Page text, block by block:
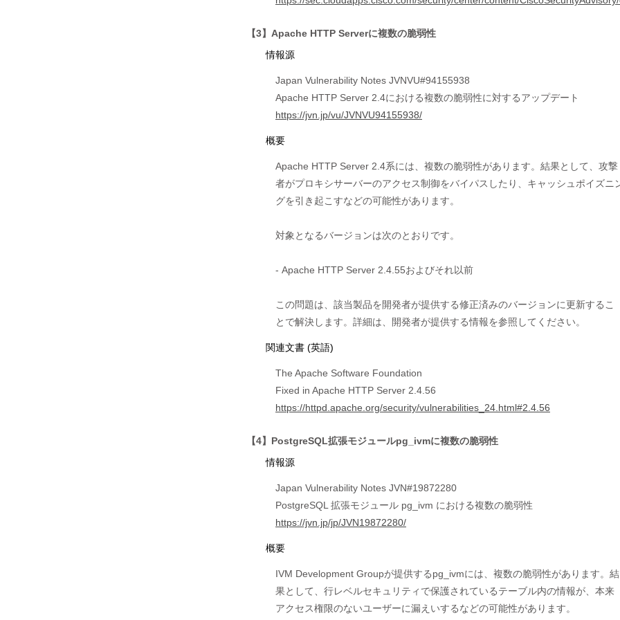
【3】Apache HTTP Serverに複数の脆弱性
情報源
Japan Vulnerability Notes JVNVU#94155938
Apache HTTP Server 2.4における複数の脆弱性に対するアップデート
https://jvn.jp/vu/JVNVU94155938/
概要
Apache HTTP Server 2.4系には、複数の脆弱性があります。結果として、攻撃
者がプロキシサーバーのアクセス制御をバイパスしたり、キャッシュポイズニ
グを引き起こすなどの可能性があります。
対象となるバージョンは次のとおりです。
- Apache HTTP Server 2.4.55およびそれ以前
この問題は、該当製品を開発者が提供する修正済みのバージョンに更新するこ
関連文書 (英語)
The Apache Software Foundation
Fixed in Apache HTTP Server 2.4.56
https://httpd.apache.org/security/vulnerabilities_24.html#2.4.56
【4】PostgreSQL拡張モジュールpg_ivmに複数の脆弱性
情報源
Japan Vulnerability Notes JVN#19872280
PostgreSQL 拡張モジュール pg_ivm における複数の脆弱性
https://jvn.jp/jp/JVN19872280/
概要
IVM Development Groupが提供するpg_ivmには、複数の脆弱性があります。結
果として、行レベルセキュリティで保護されているテーブル内の情報が、本来
アクセス権限のないユーザーに漏えいするなどの可能性があります。